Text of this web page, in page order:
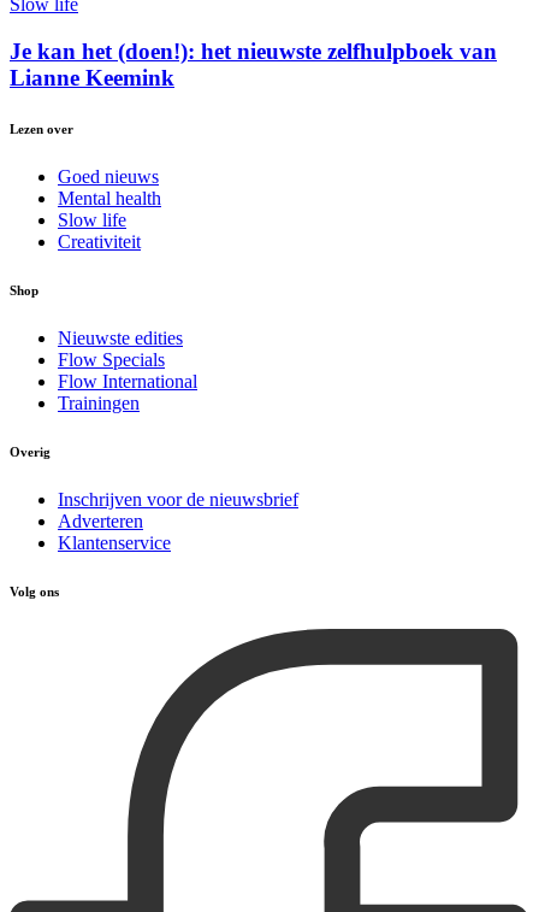
Slow life
Je kan het (doen!): het nieuwste zelfhulpboek van
Lianne Keemink
Lezen over
Goed nieuws
Mental health
Slow life
Creativiteit
Shop
Nieuwste edities
Flow Specials
Flow International
Trainingen
Overig
Inschrijven voor de nieuwsbrief
Adverteren
Klantenservice
Volg ons